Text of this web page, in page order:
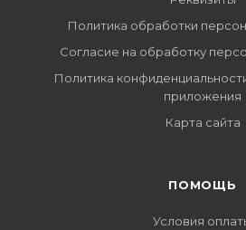
Политика обработки
Согласие на обработку
Политика
приложения
Карта сайта
ПОМОЩЬ
Условия